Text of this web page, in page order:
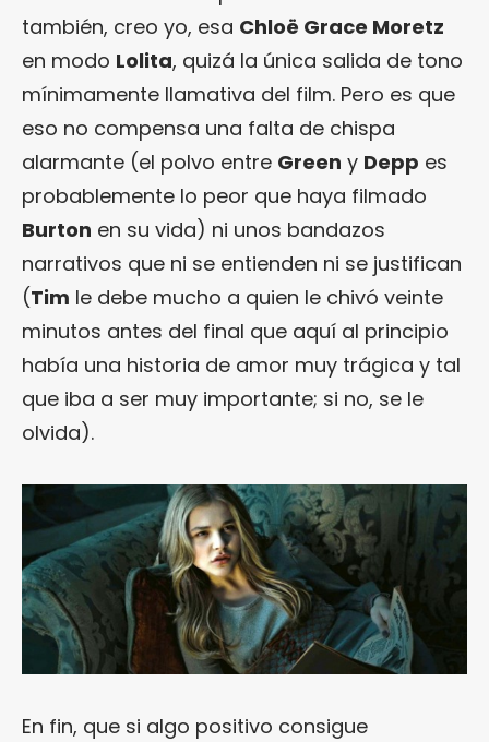
también, creo yo, esa Chloë Grace Moretz
en modo Lolita, quizá la única salida de tono
mínimamente llamativa del film. Pero es que
eso no compensa una falta de chispa
alarmante (el polvo entre Green y Depp es
probablemente lo peor que haya filmado
Burton en su vida) ni unos bandazos
narrativos que ni se entienden ni se justifican
(Tim le debe mucho a quien le chivó veinte
minutos antes del final que aquí al principio
había una historia de amor muy trágica y tal
que iba a ser muy importante; si no, se le
olvida).
En fin, que si algo positivo consigue